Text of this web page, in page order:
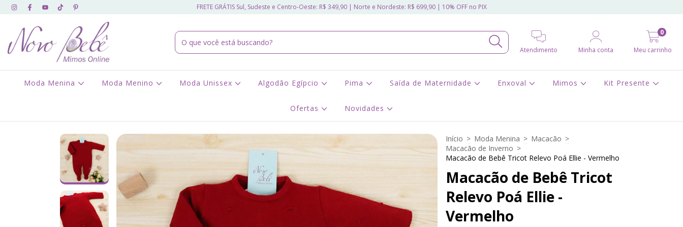
FRETE GRÁTIS Sul, Sudeste e Centro-Oeste: R$ 349,90 | Norte e Nordeste: R$ 699,90 | 10% OFF no PIX
Atendimento Minha conta Meu carrinho
0
Moda Menina Moda Menino Moda Unissex Algodão Egípcio Pima Saída de Maternidade Enxoval Mimos Kit Presente
Ofertas Novidades
Início > Moda Menina > Macacão >
Macacão de Inverno >
Macacão de Bebê Tricot Relevo Poá Ellie - Vermelho
Macacão de Bebê Tricot
Relevo Poá Ellie -
Vermelho